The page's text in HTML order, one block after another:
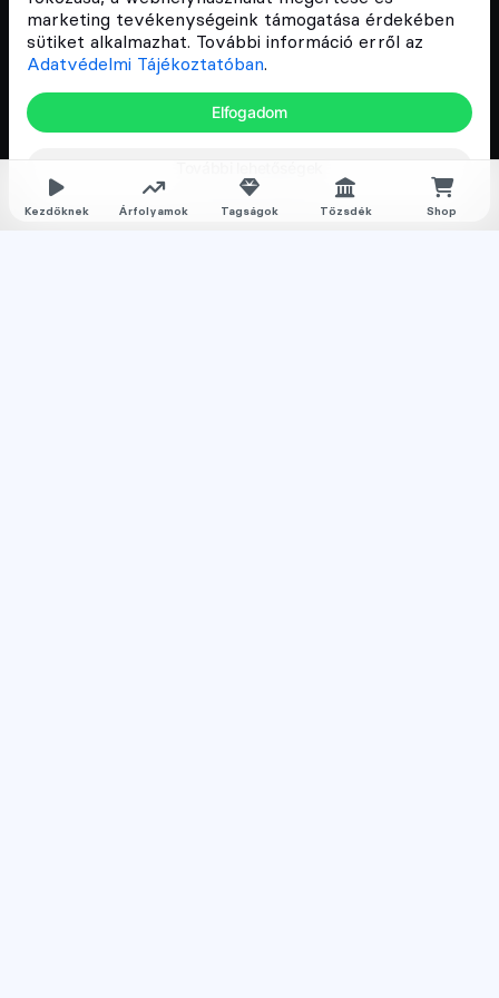
Kezdőknek Árfolyamok Tagságok Tőzsdék Shop
marketing tevékenységeink támogatása érdekében
sütiket alkalmazhat. További információ erről az
Adatvédelmi Tájékoztatóban.
Elfogadom
és vállalatok digitális oktatását és fejlődését.
Oldalak
Árfolyamok
Rólunk